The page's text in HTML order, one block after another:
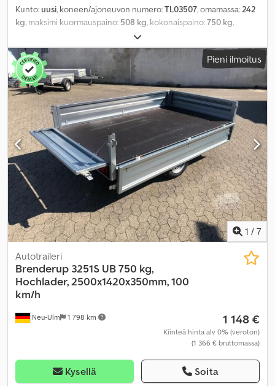
Kunto:uusi, koneen/ajoneuvon numero:TL03507, omamassa: 242
kg , maksimi kuormauspaino: 508 kg , kokonaispaino:750 kg
, kuormatilan pituus:
leveys:1 250 mm, kuormatilan korkeus:1 350 mm,
Pieni ilmoitus
1 / 7
Neu-Ulm 1 798 km
Autotraileri
Brenderup 3251S UB 750 kg,
Hochlader, 2500x1420x350mm, 100
km/h
1 148 €
Kiinteä hinta alv 0% (veroton)
(1 366 € bruttomassa)
Kysellä Soita